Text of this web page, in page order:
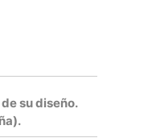
su diseño.